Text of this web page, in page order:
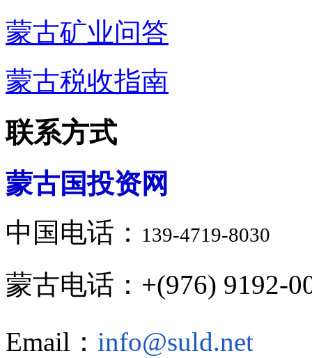
蒙古矿业问答
蒙古税收指南
联系方式
蒙古国投资网
中国电话： 139-4719-8030
蒙古电话：+(976) 9192-
Email： info@suld.net